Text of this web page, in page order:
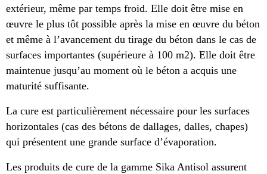
extérieur, même par temps froid. Elle doit être mise en
œuvre le plus tôt possible après la mise en œuvre du béton
et même à l’avancement du tirage du béton dans le cas de
surfaces importantes (supérieure à 100 m2). Elle doit être
maintenue jusqu’au moment où le béton a acquis une
maturité suffisante.
La cure est particulièrement nécessaire pour les surfaces
horizontales (cas des bétons de dallages, dalles, chapes)
qui présentent une grande surface d’évaporation.
Les produits de cure de la gamme Sika Antisol assurent